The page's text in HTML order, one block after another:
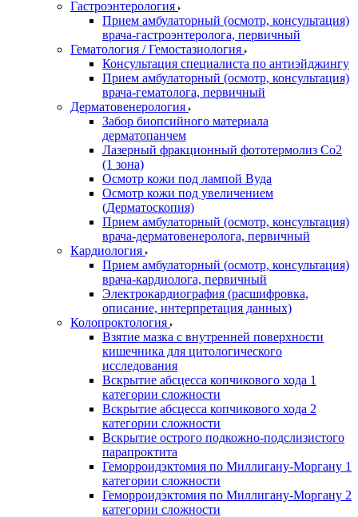
Гастроэнтерология
Прием амбулаторный (осмотр, консультация)
врача-гастроэнтеролога, первичный
Гематология / Гемостазиология
Консультация специалиста по антиэйджингу
Прием амбулаторный (осмотр, консультация)
врача-гематолога, первичный
Дерматовенерология
Забор биопсийного материала
дерматопанчем
Лазерный фракционный фототермолиз Со2
(1 зона)
Осмотр кожи под лампой Вуда
Осмотр кожи под увеличением
(Дерматоскопия)
Прием амбулаторный (осмотр, консультация)
врача-дерматовенеролога, первичный
Кардиология
Прием амбулаторный (осмотр, консультация)
врача-кардиолога, первичный
Электрокардиография (расшифровка,
описание, интерпретация данных)
Колопроктология
Взятие мазка с внутренней поверхности
кишечника для цитологического
исследования
Вскрытие абсцесса копчикового хода 1
категории сложности
Вскрытие абсцесса копчикового хода 2
категории сложности
Вскрытие острого подкожно-подслизистого
парапроктита
Геморроидэктомия по Миллигану-Моргану 1
категории сложности
Геморроидэктомия по Миллигану-Моргану 2
категории сложности